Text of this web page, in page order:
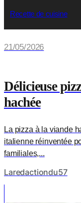
Recette de cuisine
21/05/2026
Délicieuse
hachée
La pizza à la viande
italienne réinventée
familiales,...
Laredactiondu57